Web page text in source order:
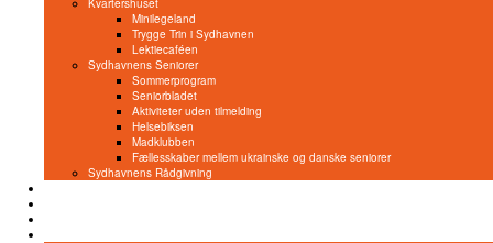
Kvartershuset
Minilegeland
Trygge Trin i Sydhavnen
Lektiecaféen
Sydhavnens Seniorer
Sommerprogram
Seniorbladet
Aktiviteter uden tilmelding
Helsebiksen
Madklubben
Fællesskaber mellem ukrainske og danske seniorer
Sydhavnens Rådgivning